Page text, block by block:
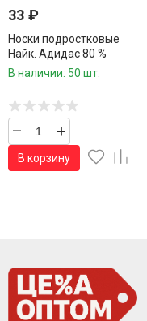
33 ₽
Носки подростковые
Найк. Адидас 80 %
хлопок р.36-41 1 пара /
В наличии: 50 шт.
– +
В корзину